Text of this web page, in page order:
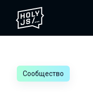
Сообщество